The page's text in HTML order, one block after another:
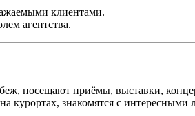
клиентами.
агентства.
посещают приёмы, выставки,
знакомятся с